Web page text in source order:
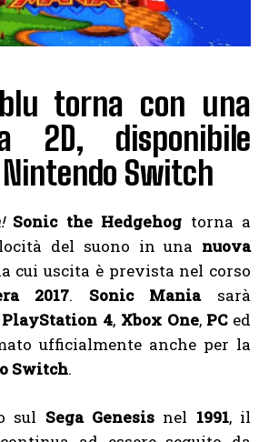
torna con una
2D, disponibile
Switch
! Sonic the Hedgehog torna a
del suono in una nuova
cui uscita è prevista nel corso
2017. Sonic Mania sarà
PlayStation 4, Xbox One, PCed
ufficialmente anche per la
Switch.
sul Sega Genesisnel 1991, il